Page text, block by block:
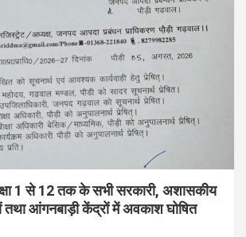
1 से 12 तक के सभी सरकारी, अशासकीय
तथा आंगनबाड़ी केंद्रों में अवकाश घोषित